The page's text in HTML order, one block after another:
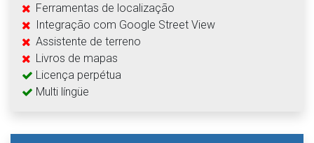
Ferramentas de localização
Integração com Google Street View
Assistente de terreno
Livros de mapas
Licença perpétua
Multi língüe